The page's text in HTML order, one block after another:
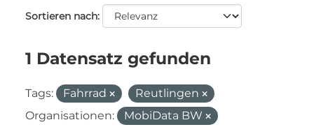
Sortieren nach
1 Datensatz gefunden
Tags: Fahrrad
Reutlingen
Organisationen:
MobiData BW